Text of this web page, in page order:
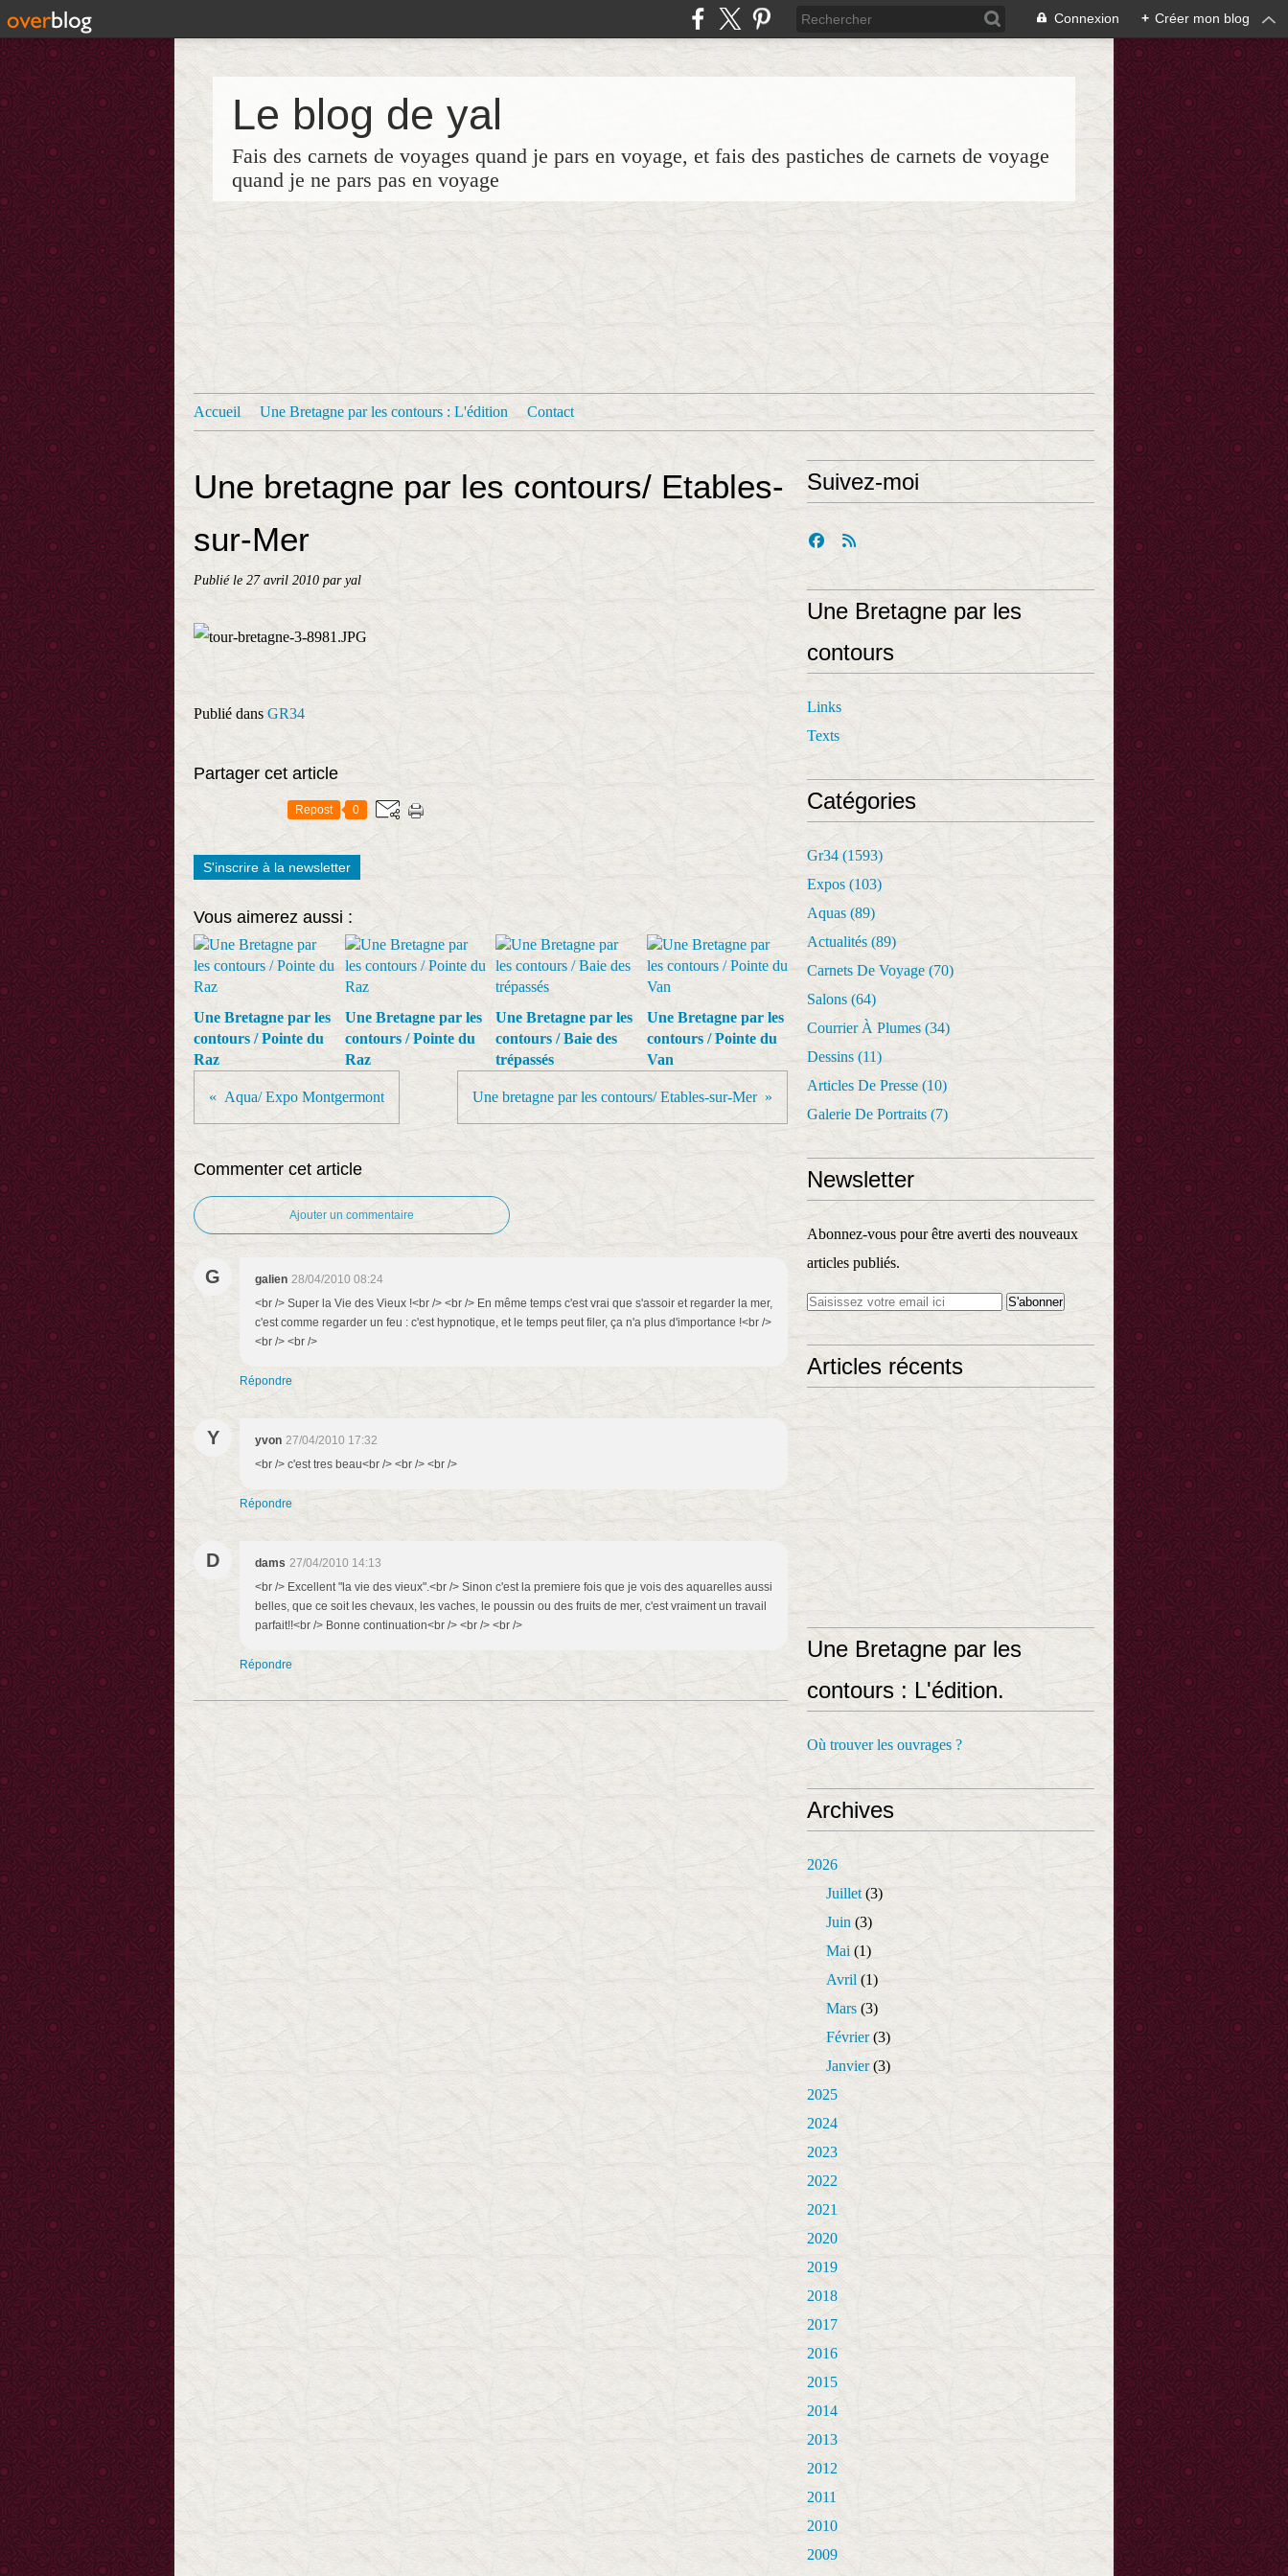
Connexion + Créer mon blog
Le blog de yal
Fais des carnets de voyages quand je pars en voyage, et fais des pastiches de carnets de voyage
quand je ne pars pas en voyage
Accueil Une Bretagne par les contours : L'édition Contact
Une bretagne par les contours/ Etables-
sur-Mer
Publié le 27 avril 2010 par yal
Publié dans GR34
Partager cet article
Repost 0
S'inscrire à la newsletter
Vous aimerez aussi :
Une Bretagne par les
contours / Pointe du
Raz
Une Bretagne par les
contours / Pointe du
Raz
Une Bretagne par les
contours / Baie des
trépassés
Une Bretagne par les
contours / Pointe du
Van
Aqua/ Expo Montgermont Une bretagne par les contours/ Etables-sur-Mer
Commenter cet article
Ajouter un commentaire
G galien 28/04/2010 08:24
<br /> Super la Vie des Vieux !<br /> <br /> En même temps c'est vrai que s'assoir et regarder la mer,
c'est comme regarder un feu : c'est hypnotique, et le temps peut filer, ça n'a plus d'importance !<br />
<br /> <br />
Répondre
Y yvon 27/04/2010 17:32
<br /> c'est tres beau<br /> <br /> <br />
Répondre
D dams 27/04/2010 14:13
<br /> Excellent "la vie des vieux".<br /> Sinon c'est la premiere fois que je vois des aquarelles aussi
belles, que ce soit les chevaux, les vaches, le poussin ou des fruits de mer, c'est vraiment un travail
parfait!!<br /> Bonne continuation<br /> <br /> <br />
Répondre
Suivez-moi
Une Bretagne par les
contours
Links
Texts
Catégories
Gr34 (1593)
Expos (103)
Aquas (89)
Actualités (89)
Carnets De Voyage (70)
Salons (64)
Courrier À Plumes (34)
Dessins (11)
Articles De Presse (10)
Galerie De Portraits (7)
Newsletter
Abonnez-vous pour être averti des nouveaux
articles publiés.
Articles récents
Une Bretagne par les
contours : L'édition.
Où trouver les ouvrages ?
Archives
2026
Juillet (3)
Juin (3)
Mai (1)
Avril (1)
Mars (3)
Février(3)
Janvier(3)
2025
2024
2023
2022
2021
2020
2019
2018
2017
2016
2015
2014
2013
2012
2011
2010
2009